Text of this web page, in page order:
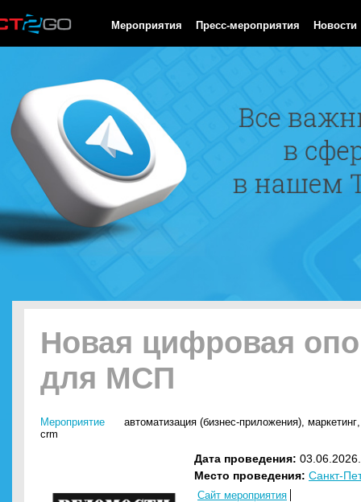
Мероприятия Пресс-мероприятия Новости
Новая цифровая
для МСП
Мероприятие автоматизация (бизнес-приложения), маркетинг
crm
Дата проведения:
Место проведения: Санкт-
Сайт мероприятия